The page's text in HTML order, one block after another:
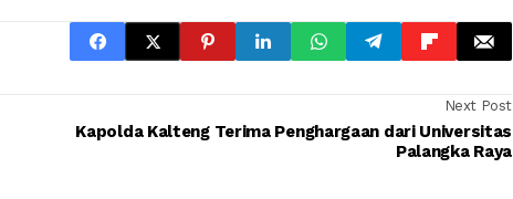
Next Post
Kapolda Kalteng Terima Penghargaan dari Universitas
Palangka Raya